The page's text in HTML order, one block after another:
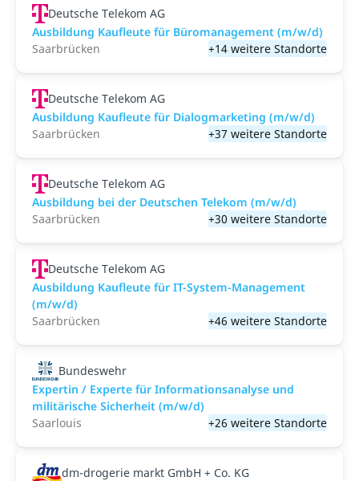
Deutsche Telekom AG
Ausbildung Kaufleute für Büromanagement (m/w/d)
Saarbrücken
+14 weitere Standorte
Deutsche Telekom AG
Ausbildung Kaufleute für Dialogmarketing (m/w/d)
Saarbrücken
+37 weitere Standorte
Deutsche Telekom AG
Ausbildung bei der Deutschen Telekom (m/w/d)
Saarbrücken
+30 weitere Standorte
Deutsche Telekom AG
Ausbildung Kaufleute für IT-System-Management
(m/w/d)
Saarbrücken
+46 weitere Standorte
Bundeswehr
Expertin / Experte für Informationsanalyse und
militärische Sicherheit (m/w/d)
Saarlouis
+26 weitere Standorte
dm-drogerie markt GmbH + Co. KG